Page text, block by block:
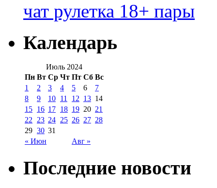
чат рулетка 18+ пары
Календарь
Июль 2024
Пн Вт Ср Чт Пт Сб Вс
« Июн Авг »
1 2 3 4 5 6
7
8
9 10 11 12 13 14
15 16 17 18 19 20 21
22 23 24 25 26 27 28
29 30 31
Последние новости